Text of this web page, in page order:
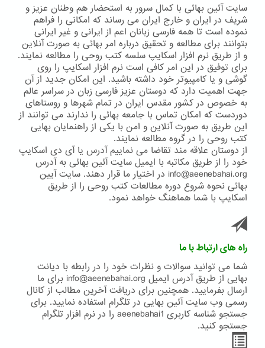
سایت آئین بهائی با کمال سرور به استحضار هم وطنان عزیز و
شریف در ایران و خارج ایران می رساند که امکانی را فراهم
نموده است تا همه فارسی زبانان اعم از ایرانی و غیر ایرانی
بتوانند برای مطالعه و تحقیق درباره امر بهائی به صورت آنلاین
و از طریق نرم افزار اسکایپ سلسه کتب روحی را مطالعه نمایند.
برای توفیق در این امر کافی است نرم افزار اسکایپ را روی
گوشی و یا کامپیوتر خود داشته باشید. این امکان جدید از آن
جهت اهمیت دارد که دوستان عزیز فارسی زبان در سراسر عالم
به خصوص در کشور مقدس ایران در تمام شهرها و روستاهای
دوردست که امکان تماس با جامعه بهائی را ندارند می توانند از
این طریق به صورت آنلاین و امن با یکی از راهنمایان بهایی
کتب روحی را در گروه مطالعه نمایند.
از دوستان علاقه مند تقاضا می نماییم آدرس یا آی دی اسکایپ
خود را از طریق مکاتبه با ایمیل سایت آئین بهائی به آدرس
info@aeenebahai.org در اختیار ما قرار دهند. سایت آیین
بهائی نحوه شروع دوره مطالعات کتب روحی را از طریق
اسکایپ با شما هماهنگ خواهد نمود.
راه های ارتباط با ما
شما می توانید سوالات و نظرات خود را در رابطه با دیانت
بهایی از طریق آدرس ایمیل info@aeenebahai.org برای ما
ارسال بفرمایید. همچنین برای دریافت آخرین مطالب از کانال
رسمی وب سایت آئین بهایی در تلگرام استفاده نمایید. برای
جستجو شناسه کاربری aeenebahai1 را در نرم افزار تلگرام
جستجو کنید.